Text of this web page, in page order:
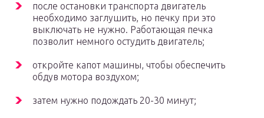
после остановки транспорта двигатель
необходимо заглушить, но печку при это
выключать не нужно. Работающая печка
позволит немного остудить двигатель;
откройте капот машины, чтобы обеспечить
обдув мотора воздухом;
затем нужно подождать 20-30 минут;